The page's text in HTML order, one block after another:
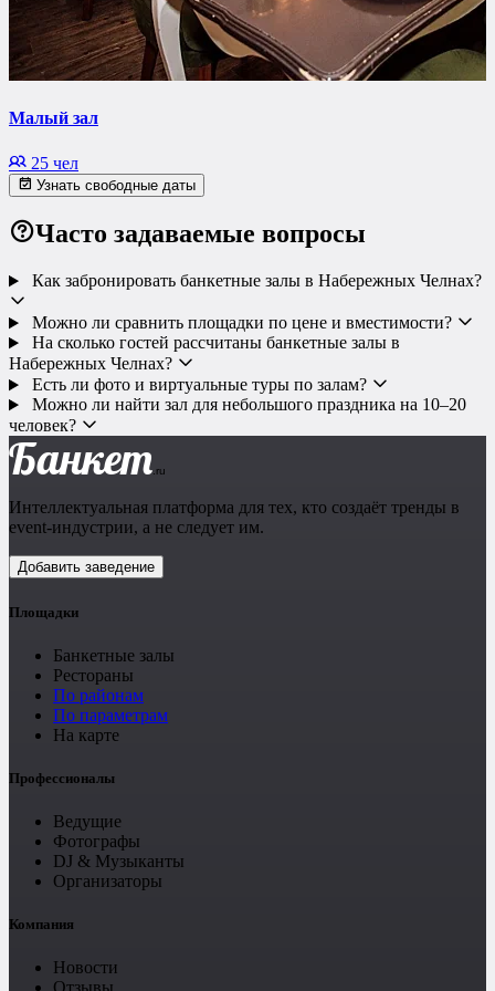
Малый зал
25 чел
Узнать свободные даты
Часто задаваемые вопросы
Как забронировать банкетные залы в Набережных Челнах?
Можно ли сравнить площадки по цене и вместимости?
На сколько гостей рассчитаны банкетные залы в
Набережных Челнах?
Есть ли фото и виртуальные туры по залам?
Можно ли найти зал для небольшого праздника на 10–20
человек?
Банкет.ru
Интеллектуальная платформа для тех, кто создаёт тренды в
event-индустрии, а не следует им.
Добавить заведение
Площадки
Банкетные залы
Рестораны
По районам
По параметрам
На карте
Профессионалы
Ведущие
Фотографы
DJ & Музыканты
Организаторы
Компания
Новости